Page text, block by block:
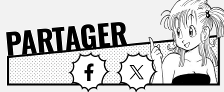
PARTAGERFacebook X